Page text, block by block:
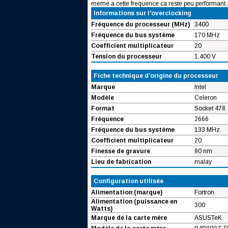
meme a cette frequence ca reste peu
Informations sur l'overclocking
Fréquence du processeur (MHz)
3400
Fréquence du bus système
170 MHz
Coefficient multiplicateur
20
Tension du processeur
1.400 V
Fiche technique d'origine du processeur
Marque
Intel
Modèle
Celeron
Format
Socket 478
Fréquence
2666
Fréquence du bus système
133 MHz
Coefficient multiplicateur
20
Finesse de gravure
90 nm
Lieu de fabrication
malay
Configuration utilisée
Alimentation (marque)
Fortron
Alimentation (puissance en
Watts)
300
Marque de la carte mère
ASUSTeK